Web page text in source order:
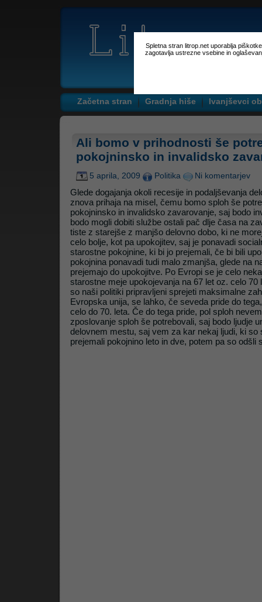
Spletna stran litrop.net uporablja
zagotavlja ustrezne vsebine in
Litrop.net
Začetna stran Gradnja hiše Ivanjševci
Ali bomo v prihodnosti še
pokojninsko in invalidsko
5 aprila, 2009 Politika Ni komentarjev
Glede dogajanja okoli recesije in podaljševanja
znova prihaja na misel, čemu bomo sploh še
pokojninsko in invalidsko zavarovanje, saj bodo
bodo mogli dobiti službe ostali pač dlje časa na
tiste z starejše z manjšo delovno dobo, ki ne
celo bolje, kot pa upokojitev, saj je ponavadi
starostne pokojnine, ki bi jo prejemali, če bi bili
pokojnina ponavadi tudi malo zmanjša, glede na
prejemajo do upokojitve. Po Evropi se je celo
starostne meje upokojevanja na 67 let oz. celo
so naši politiki pripravljeni sprejeti maksimalne
Evropska unija, se lahko, če seveda pride do
celo do 70. leta. Če do tega pride, pol sploh
zposlovanje sploh še potrebovali, saj bodo ljudje
delovnem mestu, saj vem za kar nekaj ljudi, ki so
prejemali pokojnino leto in dve, potem pa so odšli